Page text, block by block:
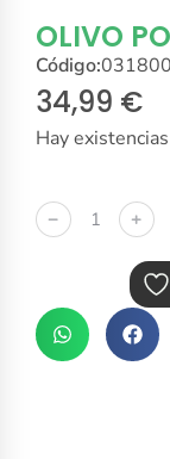
OLIVO
Código:
34,99 €
Hay existencias
﹣ ﹢